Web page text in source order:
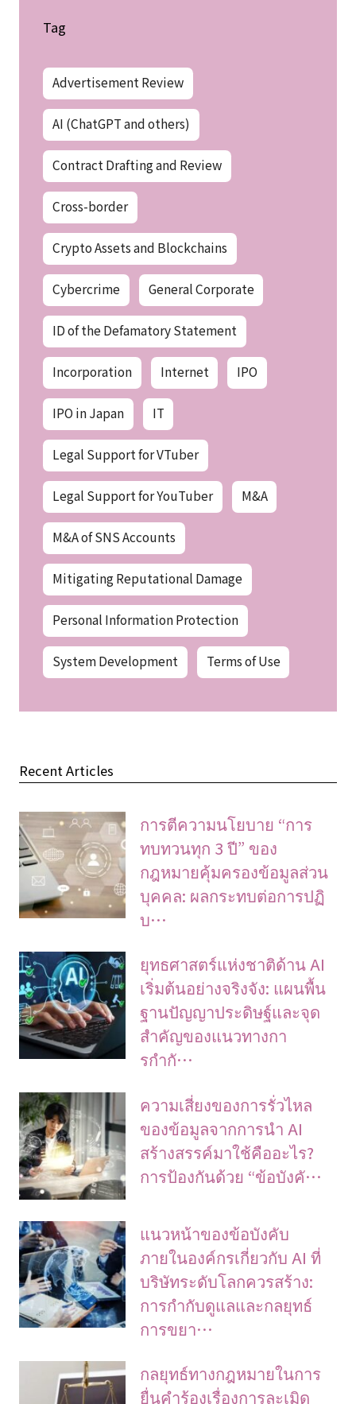
Tag
Advertisement Review
AI (ChatGPT and others)
Contract Drafting and Review
Cross-border
Crypto Assets and Blockchains
Cybercrime General Corporate
ID of the Defamatory Statement
Incorporation Internet IPO
IPO in Japan IT
Legal Support for VTuber
Legal Support for YouTuber M&A
M&A of SNS Accounts
Mitigating Reputational Damage
Personal Information Protection
System Development Terms of Use
Recent Articles
การตีความนโยบาย “การ
ทบทวนทุก 3 ปี” ของ
กฎหมายคุ้มครองข้อมูลส่วน
บุคคล: ผลกระทบต่อการปฏิ
บ…
ยุทธศาสตร์แห่งชาติด้าน AI
เริ่มต้นอย่างจริงจัง: แผนพื้น
ฐานปัญญาประดิษฐ์และจุด
สำคัญของแนวทางกา
รกำกั…
ความเสี่ยงของการรั่วไหล
ของข้อมูลจากการนำ AI
สร้างสรรค์มาใช้คืออะไร?
การป้องกันด้วย “ข้อบังคั…
แนวหน้าของข้อบังคับ
ภายในองค์กรเกี่ยวกับ AI ที่
บริษัทระดับโลกควรสร้าง:
การกำกับดูแลและกลยุทธ์
การขยา…
กลยุทธ์ทางกฎหมายในการ
ยื่นคำร้องเรื่องการละเมิด